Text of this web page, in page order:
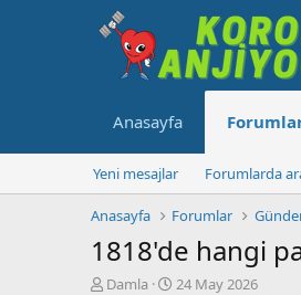
Anasayfa
Yeni mesajlar Forumlarda
Anasayfa Forumlar
1818'de hangi
K
Damla
B
24 May 2026